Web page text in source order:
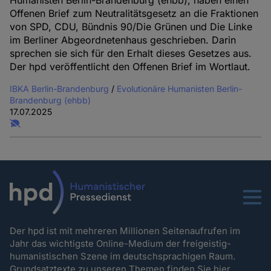
Offenen Brief zum Neutralitätsgesetz an die Fraktionen
von SPD, CDU, Bündnis 90/Die Grünen und Die Linke
im Berliner Abgeordnetenhaus geschrieben. Darin
sprechen sie sich für den Erhalt dieses Gesetzes aus.
Der hpd veröffentlicht den Offenen Brief im Wortlaut.
IBKA Berlin-Brandenburg / Evolutionäre Humanisten Berlin-
Brandenburg (ehbb)
17.07.2025
Menu
Der hpd ist mit mehreren Millionen Seitenaufrufen im
Jahr das wichtigste Online-Medium der freigeistig-
humanistischen Szene im deutschsprachigen Raum.
und
Cookies